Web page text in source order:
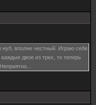
нуб, вполне честный. Играю себе
двое из трех, то теперь